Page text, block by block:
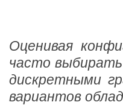
Оценивая
часто
дискретными
вариантов